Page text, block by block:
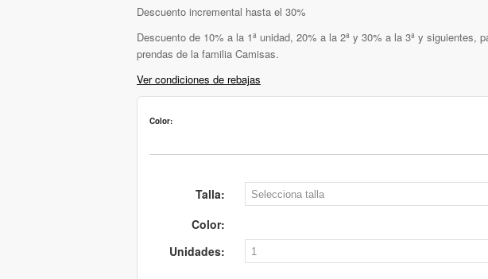
Descuento incremental hasta el 30%
Descuento de 10% a la 1ª unidad, 20% a la 2ª y 30% a la 3ª y siguientes,
prendas de la familia Camisas.
Ver condiciones de rebajas
Color:
Talla:
Color:
Unidades: